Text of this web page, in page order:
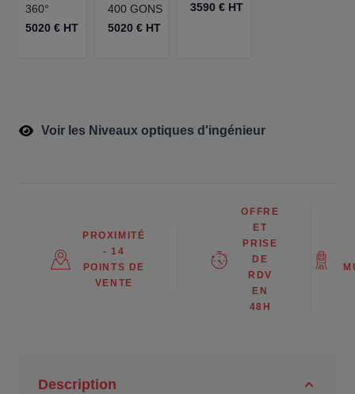
360°
5020 € HT
400 GONS
5020 € HT
3590 € HT
Voir les Niveaux optiques d'ingénieur
PROXIMITÉ
- 14
POINTS DE
VENTE
OFFRE
ET
PRISE
DE
RDV
EN
48H
Description